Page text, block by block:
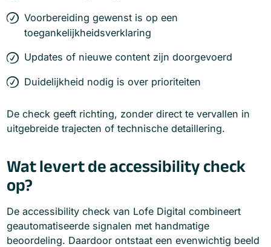
Voorbereiding gewenst is op een
toegankelijkheidsverklaring
Updates of nieuwe content zijn doorgevoerd
Duidelijkheid nodig is over prioriteiten
De check geeft richting, zonder direct te vervallen in
uitgebreide trajecten of technische detaillering.
Wat levert de accessibility check
op?
De accessibility check van Lofe Digital combineert
geautomatiseerde signalen met handmatige
beoordeling. Daardoor ontstaat een evenwichtig beeld